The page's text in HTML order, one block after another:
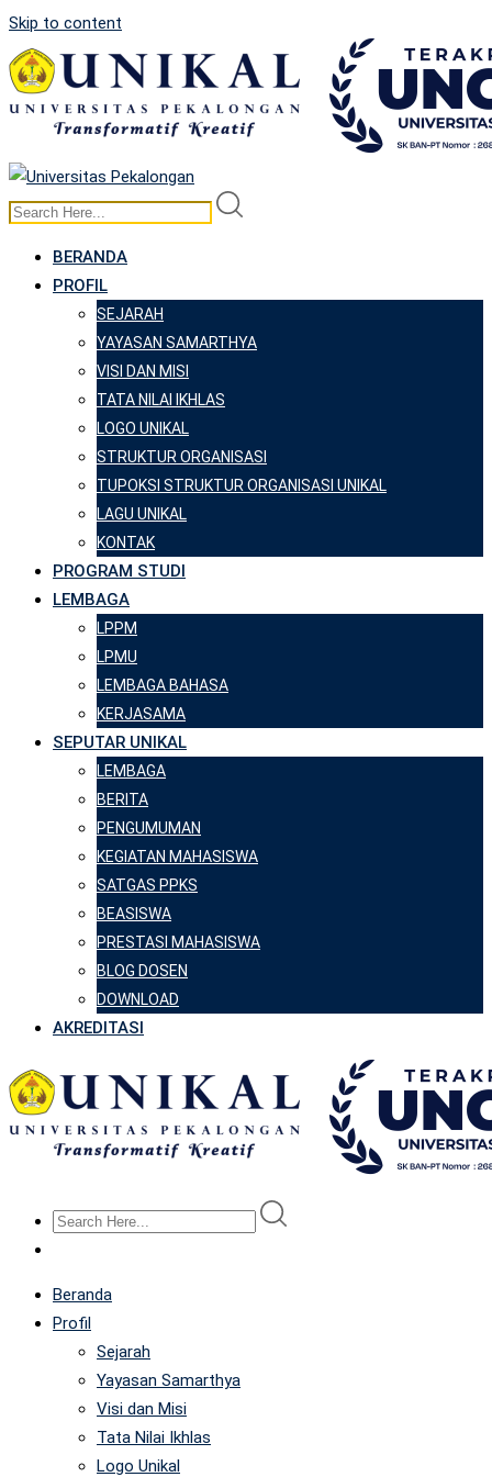
Skip to content
BERANDA
PROFIL
SEJARAH
YAYASAN SAMARTHYA
VISI DAN MISI
TATA NILAI IKHLAS
LOGO UNIKAL
STRUKTUR ORGANISASI
TUPOKSI STRUKTUR ORGANISASI UNIKAL
LAGU UNIKAL
KONTAK
PROGRAM STUDI
LEMBAGA
LPPM
LPMU
LEMBAGA BAHASA
KERJASAMA
SEPUTAR UNIKAL
LEMBAGA
BERITA
PENGUMUMAN
KEGIATAN MAHASISWA
SATGAS PPKS
BEASISWA
PRESTASI MAHASISWA
BLOG DOSEN
DOWNLOAD
AKREDITASI
Beranda
Profil
Sejarah
Yayasan Samarthya
Visi dan Misi
Tata Nilai Ikhlas
Logo Unikal